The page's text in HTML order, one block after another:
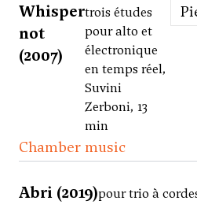
Whisper
not
(2007)
trois études
pour alto et
électronique
en temps réel,
Suvini
Zerboni, 13
min
Chamber music
Abri (2019)pour trio à